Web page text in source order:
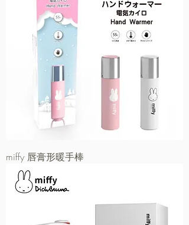
miffy 唇膏形暖手棒